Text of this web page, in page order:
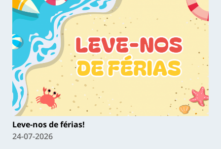
Leve-nos de férias!
24-07-2026